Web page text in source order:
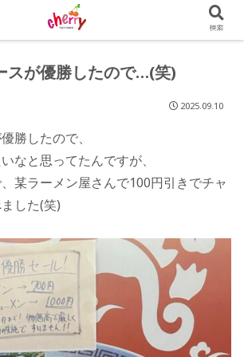
スが優勝したので…(笑)
2025.09.10
勝したので、
なと思ってたんですが、
某ラーメン屋さんで100円引きでチャ
した(笑)
検索